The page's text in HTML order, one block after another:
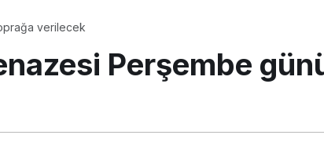
verilecek
Perşembe